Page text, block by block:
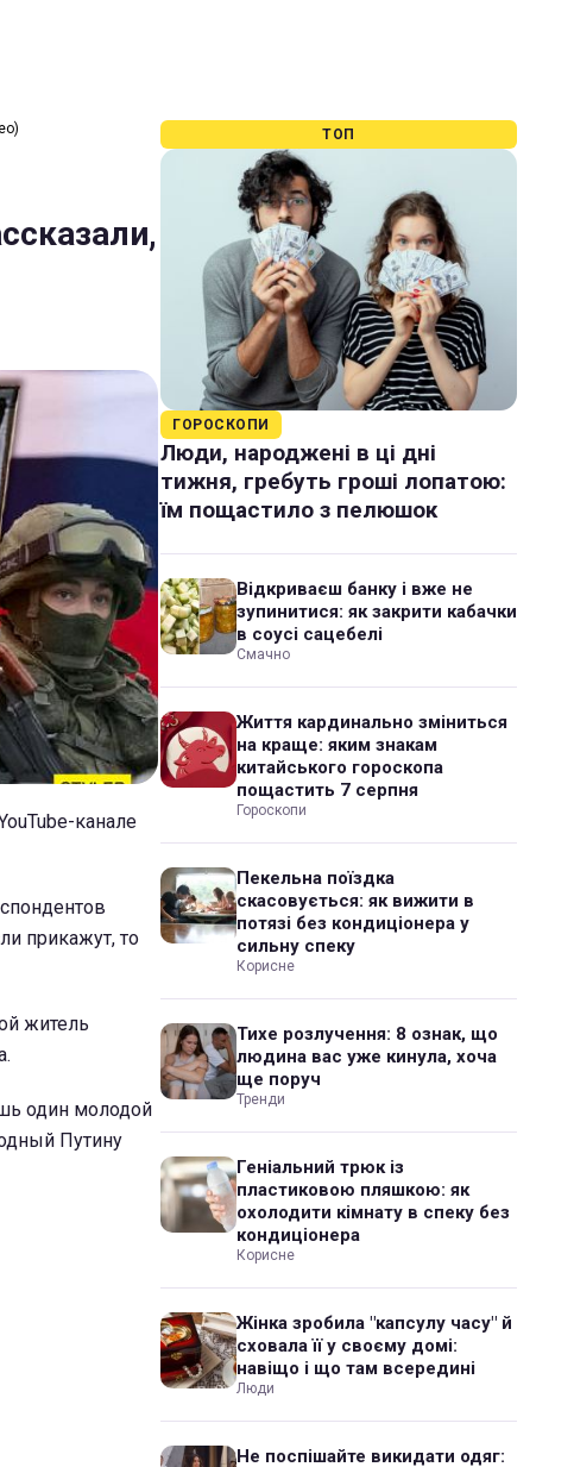
канале
прикажут, то
житель
один молодой
Путину
ТОП
ГОРОСКОПИ
Люди, народжені в ці дні
тижня, гребуть гроші лопатою:
їм пощастило з пелюшок
Відкриваєш банку і вже не
зупинитися: як закрити кабачки
в соусі сацебелі
Смачно
Життя кардинально зміниться
на краще: яким знакам
китайського гороскопа
пощастить 7 серпня
Гороскопи
Пекельна поїздка
скасовується: як вижити в
потязі без кондиціонера у
сильну спеку
Корисне
Тихе розлучення: 8 ознак, що
людина вас уже кинула, хоча
ще поруч
Тренди
Геніальний трюк із
пластиковою пляшкою: як
охолодити кімнату в спеку без
кондиціонера
Корисне
Жінка зробила "капсулу часу" й
сховала її у своєму домі:
навіщо і що там всередині
Люди
Не поспішайте викидати одяг: